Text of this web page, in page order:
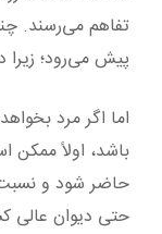
تفاهم می‌رسند.
پیش می‌رود؛ زیرا
اما اگر مرد
باشد، اولاً ممکن
حاضر شود و نسبت
حتی دیوان عالی